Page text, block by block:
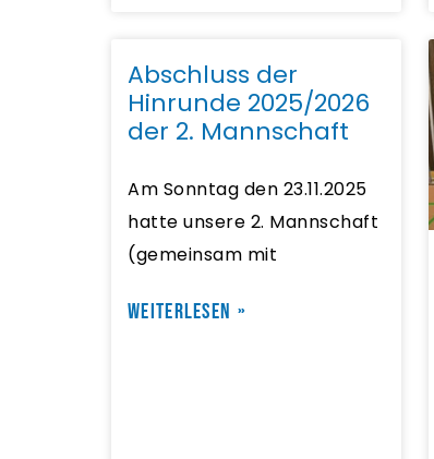
Abschluss der
Hinrunde 2025/2026
der 2. Mannschaft
Am Sonntag den 23.11.2025
hatte unsere 2. Mannschaft
(gemeinsam mit
WEITERLESEN »